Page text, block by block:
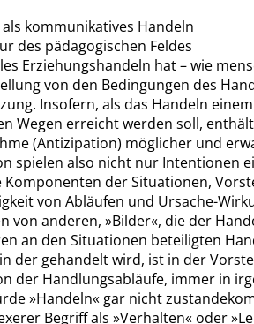
kommunikatives Handeln
des pädagogischen Feldes
Erziehungshandeln hat – wie
von den Bedingungen des
Insofern, als das Handeln
Wegen erreicht werden soll,
(Antizipation) möglicher und
spielen also nicht nur Intentionen
der Situationen,
von Abläufen und Ursache-
von anderen, »Bilder«, die der
an den Situationen beteiligten
der gehandelt wird, ist in der
der Handlungsabläufe, immer in
»Handeln«gar nicht
Begriff als »Verhalten«oder»